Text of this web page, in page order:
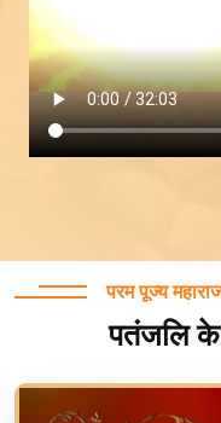
परम पूज्य
पतंजलि के